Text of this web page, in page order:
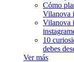
Cómo
Vilanova
Vilanova
10
debes
Ver más